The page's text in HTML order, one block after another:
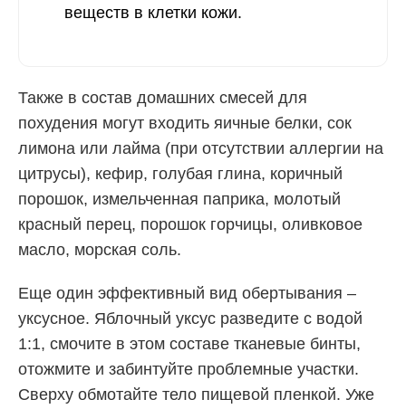
веществ в клетки кожи.
Также в состав домашних смесей для
похудения могут входить яичные белки, сок
лимона или лайма (при отсутствии аллергии на
цитрусы), кефир, голубая глина, коричный
порошок, измельченная паприка, молотый
красный перец, порошок горчицы, оливковое
масло, морская соль.
Еще один эффективный вид обертывания –
уксусное. Яблочный уксус разведите с водой
1:1, смочите в этом составе тканевые бинты,
отожмите и забинтуйте проблемные участки.
Сверху обмотайте тело пищевой пленкой. Уже